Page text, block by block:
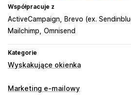
Współpracuje z
ActiveCampaign Brevo (ex.
Mailchimp Omnisend
Kategorie
Wyskakujące okienka
Rodzaje wyskakujących okienek
Marketing e-mailowy